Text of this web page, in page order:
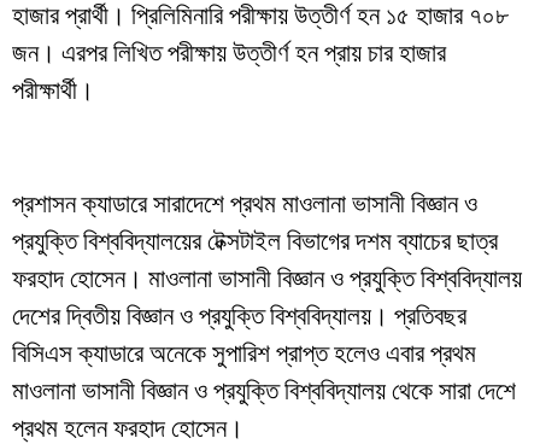
হাজার প্রার্থী। প্রিলিমিনারি পরীক্ষায় উত্তীর্ণ হন ১৫ হাজার ৭০৮
জন। এরপর লিখিত পরীক্ষায় উত্তীর্ণ হন প্রায় চার হাজার
পরীক্ষার্থী।
প্রশাসন ক্যাডারে সারাদেশে প্রথম মাওলানা ভাসানী বিজ্ঞান ও
প্রযুক্তি বিশ্ববিদ্যালয়ের টেক্সটাইল বিভাগের দশম ব্যাচের ছাত্র
ফরহাদ হোসেন। মাওলানা ভাসানী বিজ্ঞান ও প্রযুক্তি বিশ্ববিদ্যালয়
দেশের দ্বিতীয় বিজ্ঞান ও প্রযুক্তি বিশ্ববিদ্যালয়। প্রতিবছর
বিসিএস ক্যাডারে অনেকে সুপারিশ প্রাপ্ত হলেও এবার প্রথম
মাওলানা ভাসানী বিজ্ঞান ও প্রযুক্তি বিশ্ববিদ্যালয় থেকে সারা দেশে
প্রথম হলেন ফরহাদ হোসেন।